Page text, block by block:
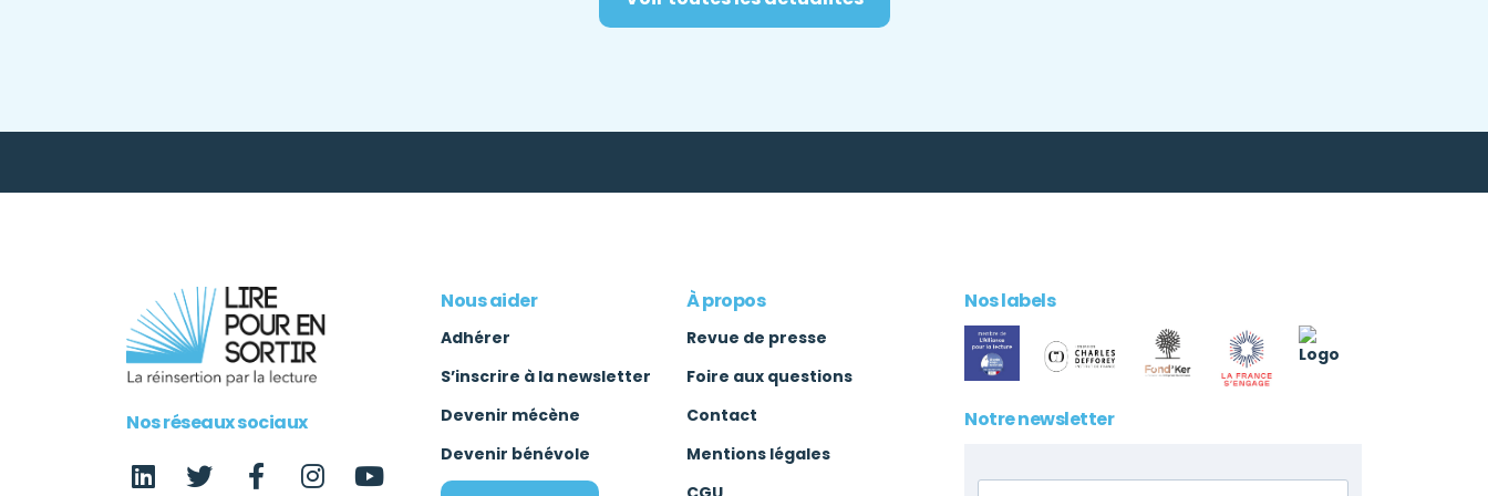
Nos réseaux sociaux
Nous aider
Adhérer
S’inscrire à la newsletter
Devenir mécène
Devenir bénévole
À propos
Revue de presse
Foire aux questions
Contact
Mentions légales
Nos labels
Notre newsletter